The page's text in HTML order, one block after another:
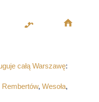
całą Warszawę:
Rembertów,Wesoła,